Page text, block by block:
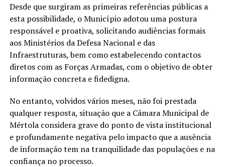
Desde que surgiram as primeiras referências públicas a
esta possibilidade, o Município adotou uma postura
responsável e proativa, solicitando audiências formais
aos Ministérios da Defesa Nacional e das
Infraestruturas, bem como estabelecendo contactos
diretos com as Forças Armadas, com o objetivo de obter
informação concreta e fidedigna.
No entanto, volvidos vários meses, não foi prestada
qualquer resposta, situação que a Câmara Municipal de
Mértola considera grave do ponto de vista institucional
e profundamente negativa pelo impacto que a ausência
de informação tem na tranquilidade das populações e na
confiança no processo.